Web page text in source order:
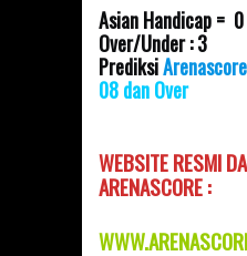
Asian Handicap =
Over/Under : 3
PrediksiArenascore
08 dan Over
WEBSITE RESMI
ARENASCORE :